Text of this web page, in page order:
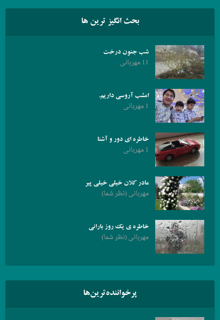
بحث انگیز ترین ها
شب جنون درخت
11 مهربانی
امشب آروسی داریم.
1 مهربانی
خاطره ای دور و آشنا
1 مهربانی
مادر کلان خیلی خیلی پیر
مهربانی (نظر شما)
خاطره ی یک روز بارانی
مهربانی (نظر شما)
پرخواننده‌ترین‌ها